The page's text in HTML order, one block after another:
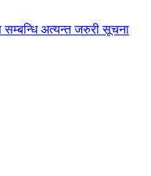
सम्बन्धि अत्यन्त जरुरी सूचना